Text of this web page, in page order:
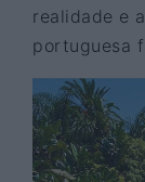
realidade e
portuguesa